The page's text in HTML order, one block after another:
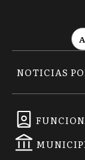
NOTICIAS